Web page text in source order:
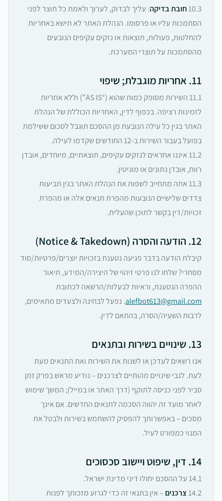
10.3חובת בדיקה: עליך לבדוק, לערוך ולאמת כל תוצר לפני
הסתמכות עליו או פרסומו. הנהלת האתר לא תישא באחריות
להחלטות, פעולות, תוצאות או נזקים עקיפים הנובעים
מהסתמכות על תוצרי המערכת.
11. אחריות מוגבלת; שיפוי
11.1 השירות מסופק כמות שהוא (“AS IS”) וללא אחריות
לזמינות רציפה. בכפוף לדין, האחריות הכוללת של הנהלת
האתר בגין כל עילה הנובעת מן ההסכם תוגבל לסכום ששילמת
בפועל בעבור השירות ב-12 החודשים שקדמו לעילה.
11.2 איננו אחראים לנזקים עקיפים, תוצאתיים, מיוחדים, אובדן
רווח, אובדן נתונים או מוניטין.
11.3 אתה מתחייב לשפות את הנהלת האתר בגין תביעות
צדדים שלישיים הנובעות מהפרת תנאים אלה או מהפרת
זכויות/דין בקשר לתוכן שהעלית.
12. הודעה והסרה (Notice & Takedown)
קיבלת הודעה בדבר פגיעה נטענת בזכויות יוצרים/פרטיות/סוד
מסחרי? שלחו לנו פרטי זיהוי של היצירה/המידע, תיאור
ההפרה הנטענת, וראיות לבעלות/הרשאה לכתובת
alefbot613@gmail.com. נפעל לבחינה ולצעדים מתאימים,
לרבות השעיה/הסרה, בהתאם לדין.
13. שינויים בשירות ובתנאים
אנו רשאים לעדכן או לשנות את השירות ואת התנאים מעת
לעת. לגבי שינויים מהותיים לצרכנים – נודיע מראש בפרק זמן
סביר לפני כניסה לתוקף (דרך האתר או במייל); המשך שימוש
לאחר מועד זה יהווה הסכמה לתנאים החדשים. אם אינך
מסכים – באפשרותך להפסיק להשתמש בשירות ולבטל את
המנוי כמפורט לעיל.
14. דין, שיפוט ויישוב סכסוכים
14.1 על ההסכם יחולו דיני מדינת ישראל.
14.2צרכנים – אין בתנאי זה כדי לגרוע מזכותך לפנות